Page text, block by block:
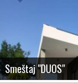
Vila "Milka"